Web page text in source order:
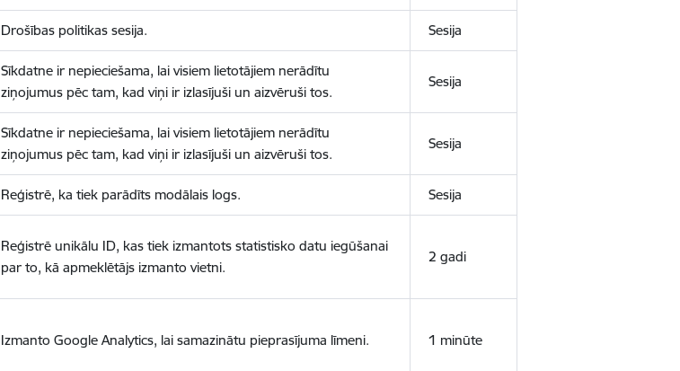
Drošības politikas sesija. Sesija
Sīkdatne ir nepieciešama, lai visiem lietotājiem nerādītu
ziņojumus pēc tam, kad viņi ir izlasījuši un aizvēruši tos.
Sesija
Sīkdatne ir nepieciešama, lai visiem lietotājiem nerādītu
ziņojumus pēc tam, kad viņi ir izlasījuši un aizvēruši tos.
Sesija
Reģistrē, ka tiek parādīts modālais logs. Sesija
Reģistrē unikālu ID, kas tiek izmantots statistisko datu iegūšanai
par to, kā apmeklētājs izmanto vietni.
2 gadi
Izmanto Google Analytics, lai samazinātu pieprasījuma līmeni. 1 minūte